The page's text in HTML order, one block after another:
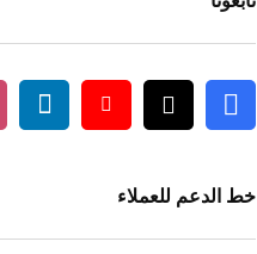
خط الدعم للعملاء